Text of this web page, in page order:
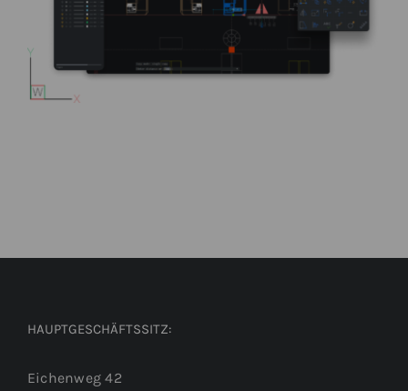
HAUPTGESCHÄFTSSITZ:
Eichenweg 42